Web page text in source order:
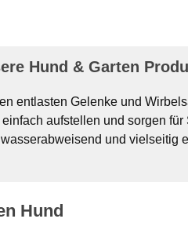
Hund & Garten
entlasten Gelenke und
aufstellen und sorgen für
und vielseitig
Hund